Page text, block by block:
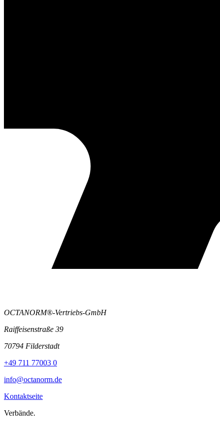
OCTANORM®-Vertriebs-GmbH
Raiffeisenstraße 39
70794 Filderstadt
+49 711 77003 0
info@octanorm.de
Kontaktseite
Verbände.